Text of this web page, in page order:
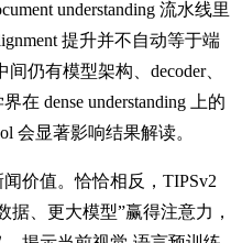
understanding 流水线里
提升并不自动等于端
仍有模型架构、decoder、
在 dense understanding 上的
会显著影响结果解读。
价值。恰恰相反，TIPSv2
据、更大模型”赢得注意力，